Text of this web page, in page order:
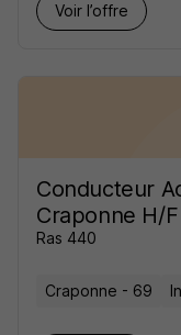
Voir l’offre
Conducteur
Craponne H/F
Ras 440
Craponne - 69